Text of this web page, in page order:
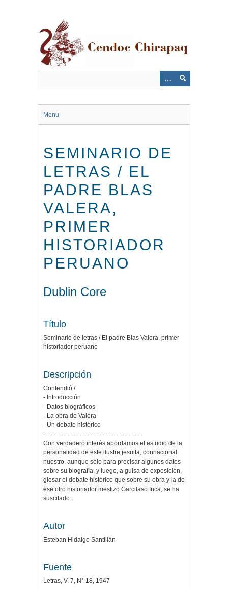
Menu
SEMINARIO DE
LETRAS / EL
PADRE BLAS
VALERA,
PRIMER
HISTORIADOR
PERUANO
Dublin Core
Título
Seminario de letras / El padre Blas Valera, primer
historiador peruano
Descripción
Contendió /
- Introducción
- Datos biográficos
- La obra de Valera
- Un debate histórico
.................................................................
Con verdadero interés abordamos el estudio de la
personalidad de este ilustre jesuita, connacional
nuestro, aunque sólo para precisar algunos datos
sobre su biografía, y luego, a guisa de exposición,
glosar el debate histórico que sobre su obra y la de
ese otro historiador mestizo Garcilaso Inca, se ha
suscitado.
Autor
Esteban Hidalgo Santillán
Fuente
Letras, V. 7, N° 18, 1947